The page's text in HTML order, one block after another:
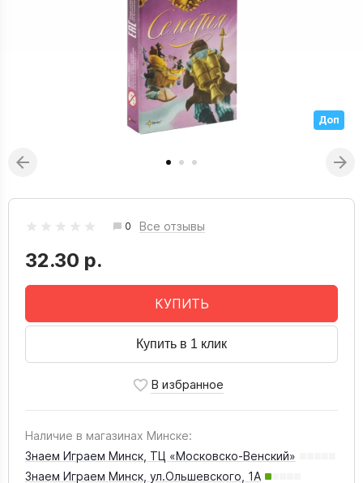
Доп
0 Все отзывы
32.30 р.
КУПИТЬ
Купить в 1 клик
Наличие в магазинах Минске:
Знаем Играем Минск, ТЦ «Московско-Венский»
Знаем Играем Минск, ул.Ольшевского, 1А